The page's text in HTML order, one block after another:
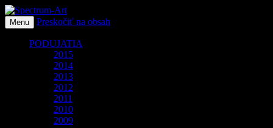
Spectrum-Art
O spoločnosti Spectrum Art
Menu Preskočiť na obsah
PODUJATIA
2015
2014
2013
2012
2011
2010
2009